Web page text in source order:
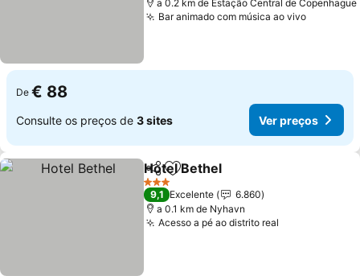
a 0.2 km de Estação Central de Copenhague
Bar animado com música ao vivoVer
De € 88
Consulte os preços de 3 sites Ver preços
PartilharAdicionar aos favoritos
Hotel Bethel
3 Estrelas
9,1 Excelente
6.860
a 0.1 km de Nyhavn
Acesso a pé ao distrito real